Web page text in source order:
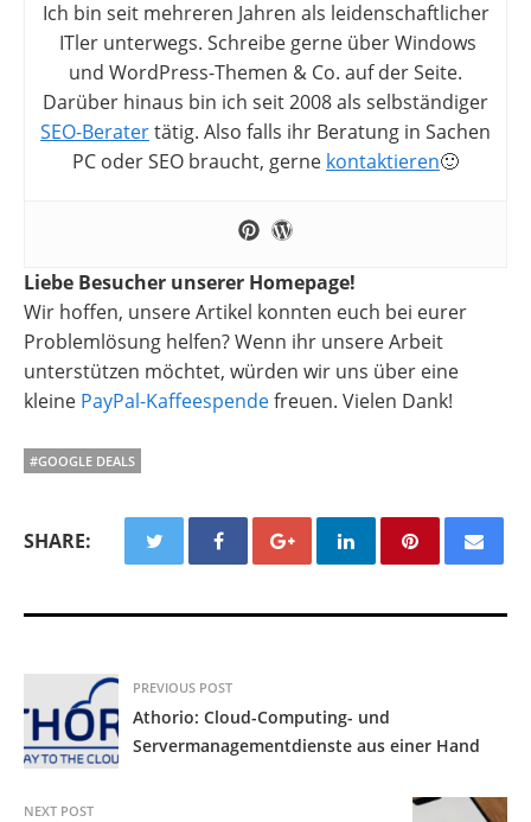
Ich bin seit mehreren Jahren als leidenschaftlicher
ITler unterwegs. Schreibe gerne über Windows
und WordPress-Themen & Co. auf der Seite.
Darüber hinaus bin ich seit 2008 als selbständiger
SEO-Beratertätig. Also falls ihr Beratung in Sachen
PC oder SEO braucht, gerne kontaktieren🙂
Liebe Besucher unserer Homepage!
Wir hoffen, unsere Artikel konnten euch bei eurer
Problemlösung helfen? Wenn ihr unsere Arbeit
unterstützen möchtet, würden wir uns über eine
kleine PayPal-Kaffeespendefreuen. Vielen Dank!
#GOOGLE DEALS
SHARE:
PREVIOUS POST
Athorio: Cloud-Computing- und
Servermanagementdienste aus einer Hand
NEXT POST